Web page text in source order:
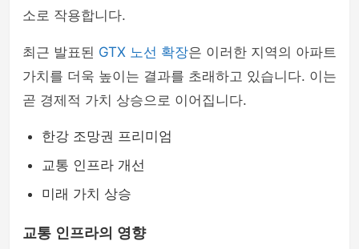
소로 작용합니다.
최근 발표된 GTX 노선 확장은 이러한 지역의 아파트
가치를 더욱 높이는 결과를 초래하고 있습니다. 이는
곧 경제적 가치 상승으로 이어집니다.
한강 조망권 프리미엄
교통 인프라 개선
미래 가치 상승
교통 인프라의 영향